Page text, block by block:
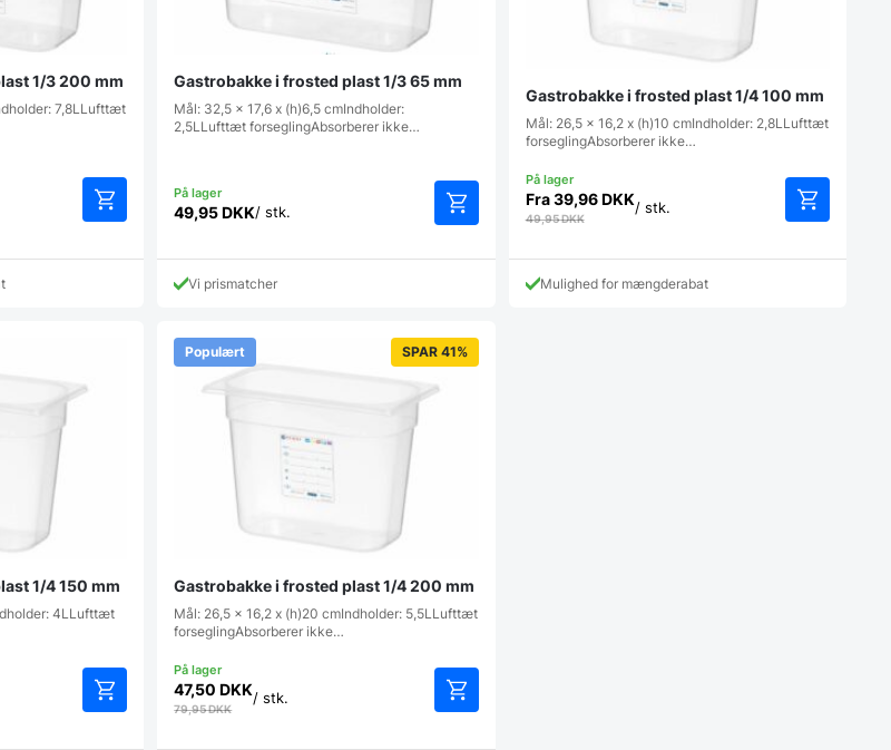
1/3 200 mm
7,8LLufttæt
Gastrobakke i frosted plast 1/3 65 mm
Mål: 32,5 x 17,6 x (h)6,5 cmIndholder:
2,5LLufttæt forseglingAbsorberer ikke…
49,95DKK/ stk.
Vi prismatcher
Gastrobakke i frosted plast 1/4 100 mm
Mål: 26,5 x 16,2 x (h)10 cmIndholder: 2,8LLufttæt
forseglingAbsorberer ikke…
Fra39,96DKK
49,95DKK
/ stk.
Mulighed for mængderabat
1/4 150 mm
4LLufttæt
Populært SPAR 41%
Gastrobakke i frosted plast 1/4 200 mm
Mål: 26,5 x 16,2 x (h)20 cmIndholder: 5,5LLufttæt
forseglingAbsorberer ikke…
47,50DKK
79,95DKK
/ stk.